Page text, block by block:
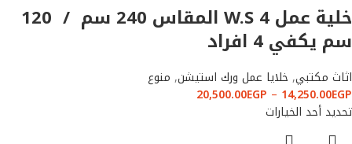
خلية عمل W.S 4 المقاس 240 سم / 120
سم يكفي 4 افراد
اثاث مكتبي, خلايا عمل ورك استيشن, منوع
14,250.00EGP
–
20,500.00EGP
تحديد أحد الخيارات